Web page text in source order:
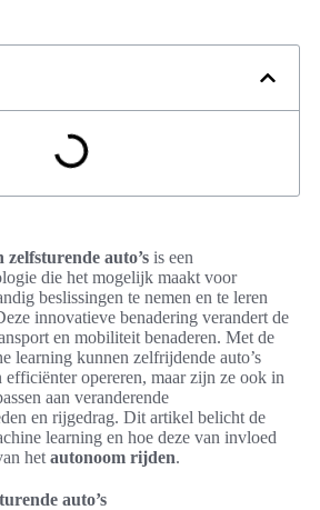
auto’s is een
die het mogelijk maakt voor
beslissingen te nemen en te leren
innovatieve benadering verandert de
en mobiliteit benaderen. Met de
learning kunnen zelfrijdende auto’s
opereren, maar zijn ze ook in
aan veranderende
en rijgedrag. Dit artikel belicht de
learning en hoe deze van invloed
het autonoom rijden.
auto’s